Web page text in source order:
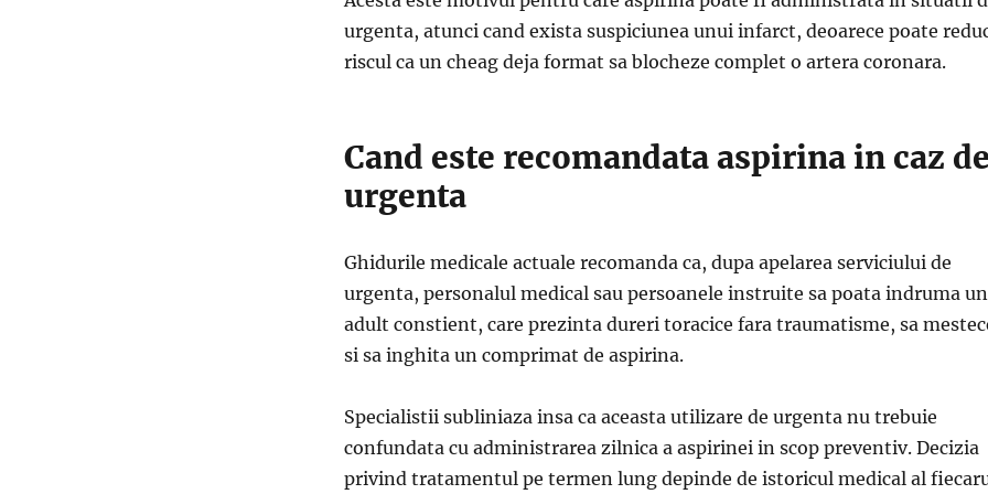
urgenta, atunci cand exista suspiciunea unui infarct, deoarece poate
riscul ca un cheag deja format sa blocheze complet o artera coronara.
Cand este recomandata aspirina in caz de
urgenta
Ghidurile medicale actuale recomanda ca, dupa apelarea serviciului de
urgenta, personalul medical sau persoanele instruite sa poata indruma un
adult constient, care prezinta dureri toracice fara traumatisme, sa
si sa inghita un comprimat de aspirina.
Specialistii subliniaza insa ca aceasta utilizare de urgenta nu trebuie
confundata cu administrarea zilnica a aspirinei in scop preventiv. Decizia
privind tratamentul pe termen lung depinde de istoricul medical al